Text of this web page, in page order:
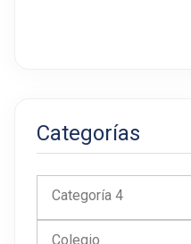
Categorías
Categoría 4
Colegio